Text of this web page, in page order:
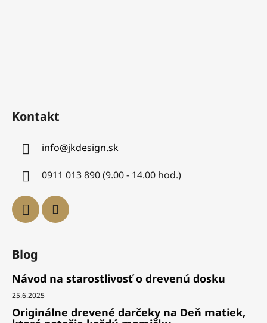
Kontakt
info@jkdesign.sk
0911 013 890 (9.00 - 14.00 hod.)
Blog
Návod na starostlivosť o drevenú dosku
25.6.2025
Originálne drevené darčeky na Deň matiek,